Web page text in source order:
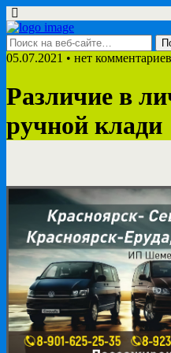
05.07.2021 • нет комментариев
Различие в
ручной клади